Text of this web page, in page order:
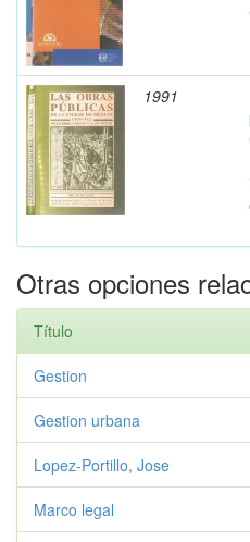
1991
Otras opciones
Título
Gestion
Gestion urbana
Lopez-Portillo, Jose
Marco legal